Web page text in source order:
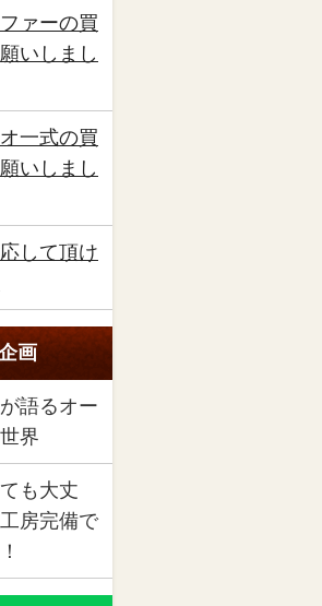
ァーの買
いしまし
一式の買
いしまし
して頂け
画
語るオー
界
も大丈
房完備で